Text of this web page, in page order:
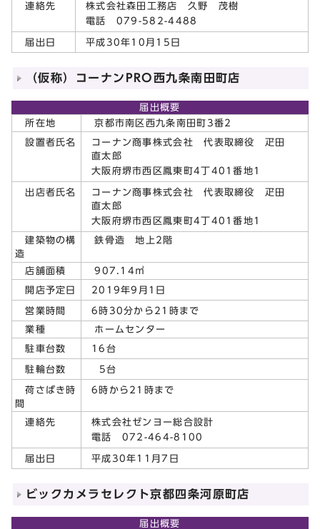
連絡先
株式会社森田工務店 久野 茂樹
電話 079-582-4488
届出日 平成30年10月15日
（仮称）コーナンPRO西九条南田町店
届出概要
所在地
京都市南区西九条南田町3番2
設置者氏名
コーナン商事株式会社 代表取締役 疋田
直太郎
大阪府堺市西区鳳東町4丁401番地1
出店者氏名
コーナン商事株式会社 代表取締役 疋田
直太郎
大阪府堺市西区鳳東町4丁401番地1
建築物の構
造
鉄骨造 地上2階
店舗面積 907.14㎡
開店予定日 2019年9月1日
営業時間 6時30分から21時まで
業種 ホームセンター
駐車台数 16台
駐輪台数 5台
荷さばき時
間
6時から21時まで
連絡先
株式会社ゼンヨー総合設計
電話 072-464-8100
届出日 平成30年11月7日
ビックカメラセレクト京都四条河原町店
届出概要